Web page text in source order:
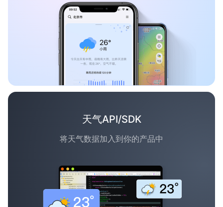
天气API/SDK
将天气数据加入到你的产品中